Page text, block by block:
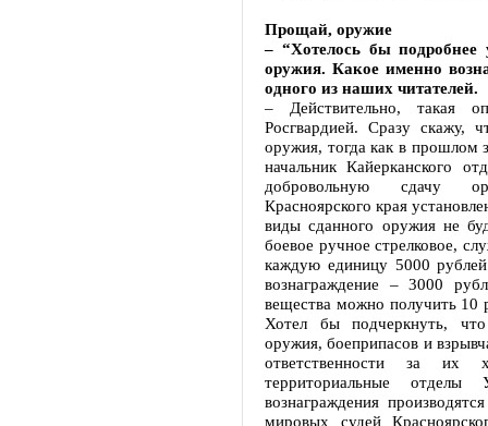
Прощай, оружие
– “Хотелось бы подробнее
оружия. Какое именно
одного из наших читателей.
– Действительно, такая
Росгвардией. Сразу скажу,
оружия, тогда как в прошлом
начальник Кайерканского
добровольную сдачу
Красноярского края
виды сданного оружия не
боевое ручное стрелковое,
каждую единицу 5000
вознаграждение – 3000
вещества можно получить 10
Хотел бы подчеркнуть,
оружия, боеприпасов и
ответственности за
территориальные
вознаграждения
мировых судей